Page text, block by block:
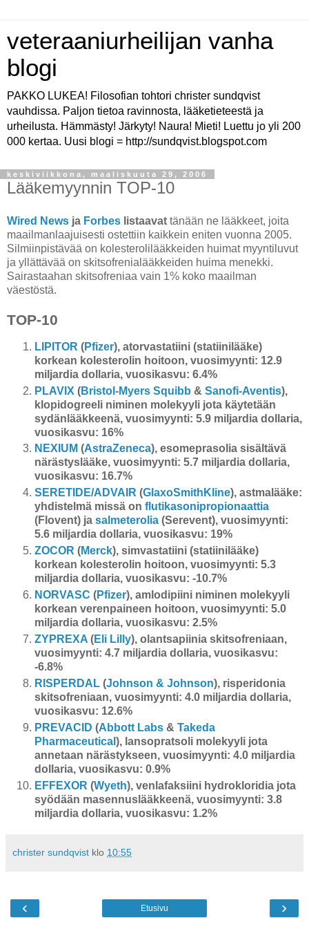
veteraaniurheilijan vanha
blogi
PAKKO LUKEA! Filosofian tohtori christer sundqvist
vauhdissa. Paljon tietoa ravinnosta, lääketieteestä ja
urheilusta. Hämmästy! Järkyty! Naura! Mieti! Luettu jo yli 200
000 kertaa. Uusi blogi = http://sundqvist.blogspot.com
keskiviikkona, maaliskuuta 29, 2006
Lääkemyynnin TOP-10
Wired News ja Forbes listaavat tänään ne lääkkeet, joita
maailmanlaajuisesti ostettiin kaikkein eniten vuonna 2005.
Silmiinpistävää on kolesterolilääkkeiden huimat myyntiluvut
ja yllättävää on skitsofrenialääkkeiden huima menekki.
Sairastaahan skitsofreniaa vain 1% koko maailman
väestöstä.
TOP-10
LIPITOR (Pfizer), atorvastatiini (statiinilääke)
korkean kolesterolin hoitoon, vuosimyynti: 12.9
miljardia dollaria, vuosikasvu: 6.4%
PLAVIX (Bristol-Myers Squibb & Sanofi-Aventis),
klopidogreeli niminen molekyyli jota käytetään
sydänlääkkeenä, vuosimyynti: 5.9 miljardia dollaria,
vuosikasvu: 16%
NEXIUM (AstraZeneca), esomeprasolia sisältävä
närästyslääke, vuosimyynti: 5.7 miljardia dollaria,
vuosikasvu: 16.7%
SERETIDE/ADVAIR (GlaxoSmithKline), astmalääke:
yhdistelmä missä on flutikasonipropionaattia
(Flovent) ja salmeterolia (Serevent), vuosimyynti:
5.6 miljardia dollaria, vuosikasvu: 19%
ZOCOR (Merck), simvastatiini (statiinilääke)
korkean kolesterolin hoitoon, vuosimyynti: 5.3
miljardia dollaria, vuosikasvu: -10.7%
NORVASC (Pfizer), amlodipiini niminen molekyyli
korkean verenpaineen hoitoon, vuosimyynti: 5.0
miljardia dollaria, vuosikasvu: 2.5%
ZYPREXA (Eli Lilly), olantsapiinia skitsofreniaan,
vuosimyynti: 4.7 miljardia dollaria, vuosikasvu:
-6.8%
RISPERDAL (Johnson & Johnson), risperidonia
skitsofreniaan, vuosimyynti: 4.0 miljardia dollaria,
vuosikasvu: 12.6%
PREVACID (Abbott Labs & Takeda
Pharmaceutical ), lansopratsoli molekyyli jota
annetaan närästykseen, vuosimyynti: 4.0 miljardia
dollaria, vuosikasvu: 0.9%
EFFEXOR (Wyeth), venlafaksiini hydrokloridia jota
syödään masennuslääkkeenä, vuosimyynti: 3.8
miljardia dollaria, vuosikasvu: 1.2%
christer sundqvist klo 10:55
‹ ›
Etusivu